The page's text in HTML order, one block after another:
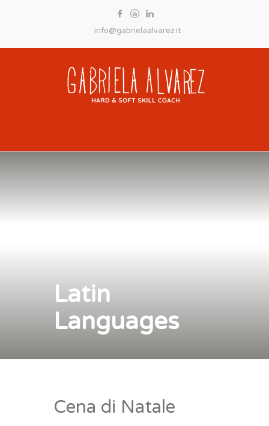
info@gabrielaalvarez.it
Latin
Languages
Cena di Natale